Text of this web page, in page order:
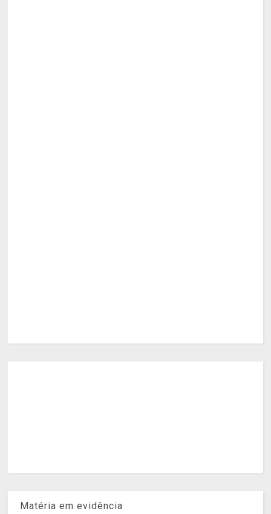
Matéria em evidência